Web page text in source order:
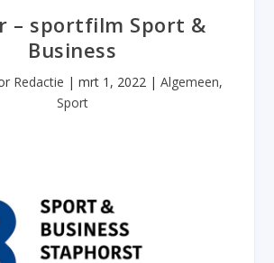
– sportfilm Sport &
Business
Redactie | mrt 1, 2022| Algemeen,
Sport